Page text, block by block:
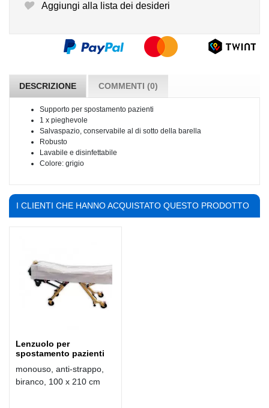
Aggiungi alla lista dei desideri
DESCRIZIONE COMMENTI (0)
Supporto per spostamento pazienti
1 x pieghevole
Salvaspazio, conservabile al di sotto della barella
Robusto
Lavabile e disinfettabile
Colore: grigio
I CLIENTI CHE HANNO ACQUISTATO QUESTO PRODOTTO
Lenzuolo per
spostamento pazienti
monouso, anti-strappo,
biranco, 100 x 210 cm